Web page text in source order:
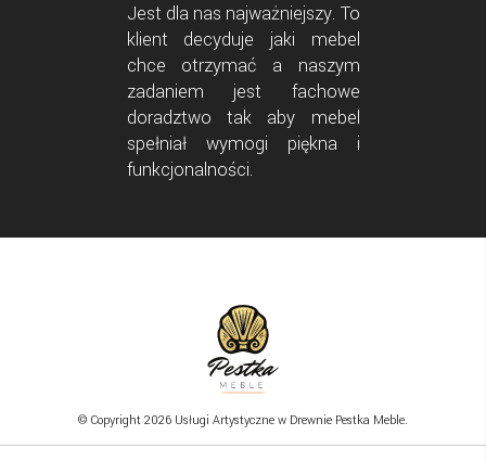
Jest dla nas najważniejszy. To
klient decyduje jaki mebel
chce otrzymać a naszym
zadaniem jest fachowe
doradztwo tak aby mebel
spełniał wymogi piękna i
funkcjonalności.
© Copyright 2026 Usługi Artystyczne w Drewnie Pestka Meble.